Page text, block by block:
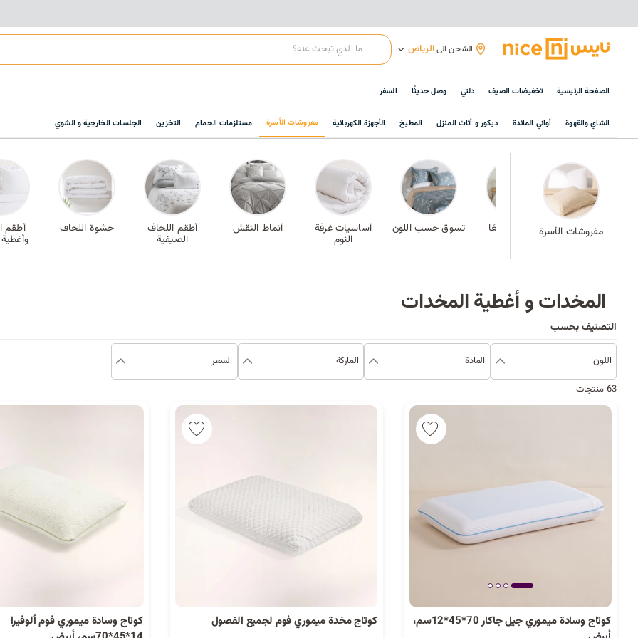
الشحن الىالرياض
الصفحة الرئيسية تخفيضات الصيف دلتي وصل حديثًا السفر
الشاي والقهوة أواني المائدة ديكور و أثاث المنزل المطبخ الأجهزة الكهربائية مفروشات الأسرة مستلزمات الحمام التخزين الجلسات الخارجية و الشوي
مفروشات الأسرة
طقم سرير متكامل الأفضل مبيعًا تسوق حسب اللون أساسيات غرفة
النوم
أنماط التقش أطقم اللحاف
الصيفية
حشوة اللحاف أطقم
المخدات و أغطية المخدات
التصنيف بحسب
اللون المادة الماركة السعر
63 منتجات
كوتاج وسادة ميموري جيل جاكار 70*45*12سم،
كوتاج مخدة ميموري فوم لجميع الفصول
كوتاج وسادة ميموري فوم ألوفيرا